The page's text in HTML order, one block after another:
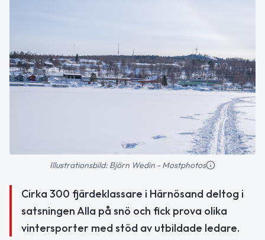
Illustrationsbild: Björn Wedin - Mostphotos
Cirka 300 fjärdeklassare i Härnösand deltog i
satsningen Alla på snö och fick prova olika
vintersporter med stöd av utbildade ledare.